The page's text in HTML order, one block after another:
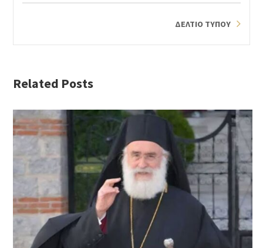
ΔΕΛΤΙΟ ΤΥΠΟΥ
Related Posts